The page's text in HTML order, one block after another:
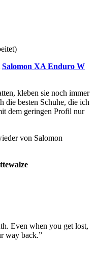
Salomon XA Enduro W
kleben sie noch immer
die besten Schuhe, die ich
dem geringen Profil nur
von Salomon
Even when you get lost,
way back.”